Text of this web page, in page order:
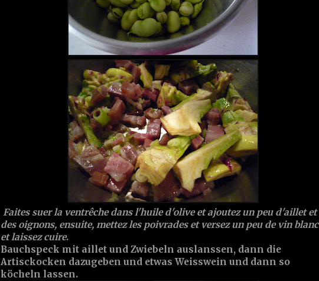
Faites suer la ventrêche dans l'huile d'olive et ajoutez un peu d'aillet et
des oignons, ensuite, mettez les poivrades et versez un peu de vin blanc
et laissez cuire.
Bauchspeck mit aillet und Zwiebeln auslanssen, dann die
Artisckocken dazugeben und etwas Weisswein und dann so
köcheln lassen.